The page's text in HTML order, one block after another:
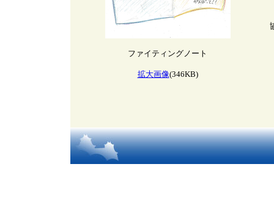
ファイティングノート
拡大画像(346KB)